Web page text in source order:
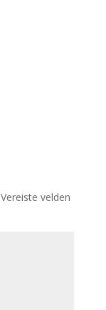
Vereiste velden